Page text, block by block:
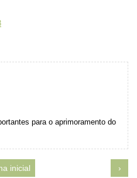
para o aprimoramento do
›
inicial